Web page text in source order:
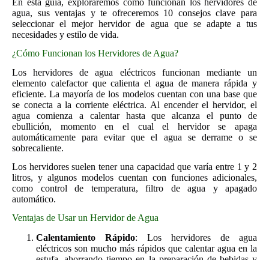
agua, sus ventajas y te ofreceremos 10 consejos clave para
seleccionar el mejor hervidor de agua que se adapte a tus
necesidades y estilo de vida.
¿Cómo Funcionan los Hervidores de Agua?
Los hervidores de agua eléctricos funcionan mediante un
elemento calefactor que calienta el agua de manera rápida y
eficiente. La mayoría de los modelos cuentan con una base que
se conecta a la corriente eléctrica. Al encender el hervidor, el
agua comienza a calentar hasta que alcanza el punto de
ebullición, momento en el cual el hervidor se apaga
automáticamente para evitar que el agua se derrame o se
sobrecaliente.
Los hervidores suelen tener una capacidad que varía entre 1 y 2
litros, y algunos modelos cuentan con funciones adicionales,
como control de temperatura, filtro de agua y apagado
automático.
Ventajas de Usar un Hervidor de Agua
Calentamiento Rápido: Los hervidores de agua
eléctricos son mucho más rápidos que calentar agua en la